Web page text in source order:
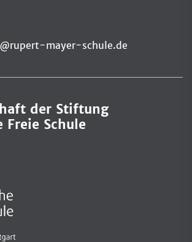
mayer-schule.de
der Stiftung
Freie Schule